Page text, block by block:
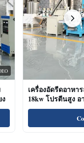
เครื่องอัดรีดอาหา
18kw โปรตีนสูง
ขนมแมว